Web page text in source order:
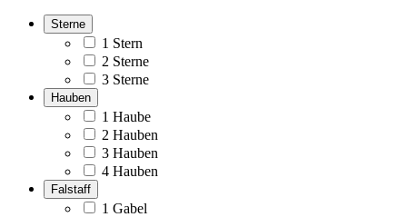
Sterne
1 Stern
2 Sterne
3 Sterne
Hauben
1 Haube
2 Hauben
3 Hauben
4 Hauben
Falstaff
1 Gabel